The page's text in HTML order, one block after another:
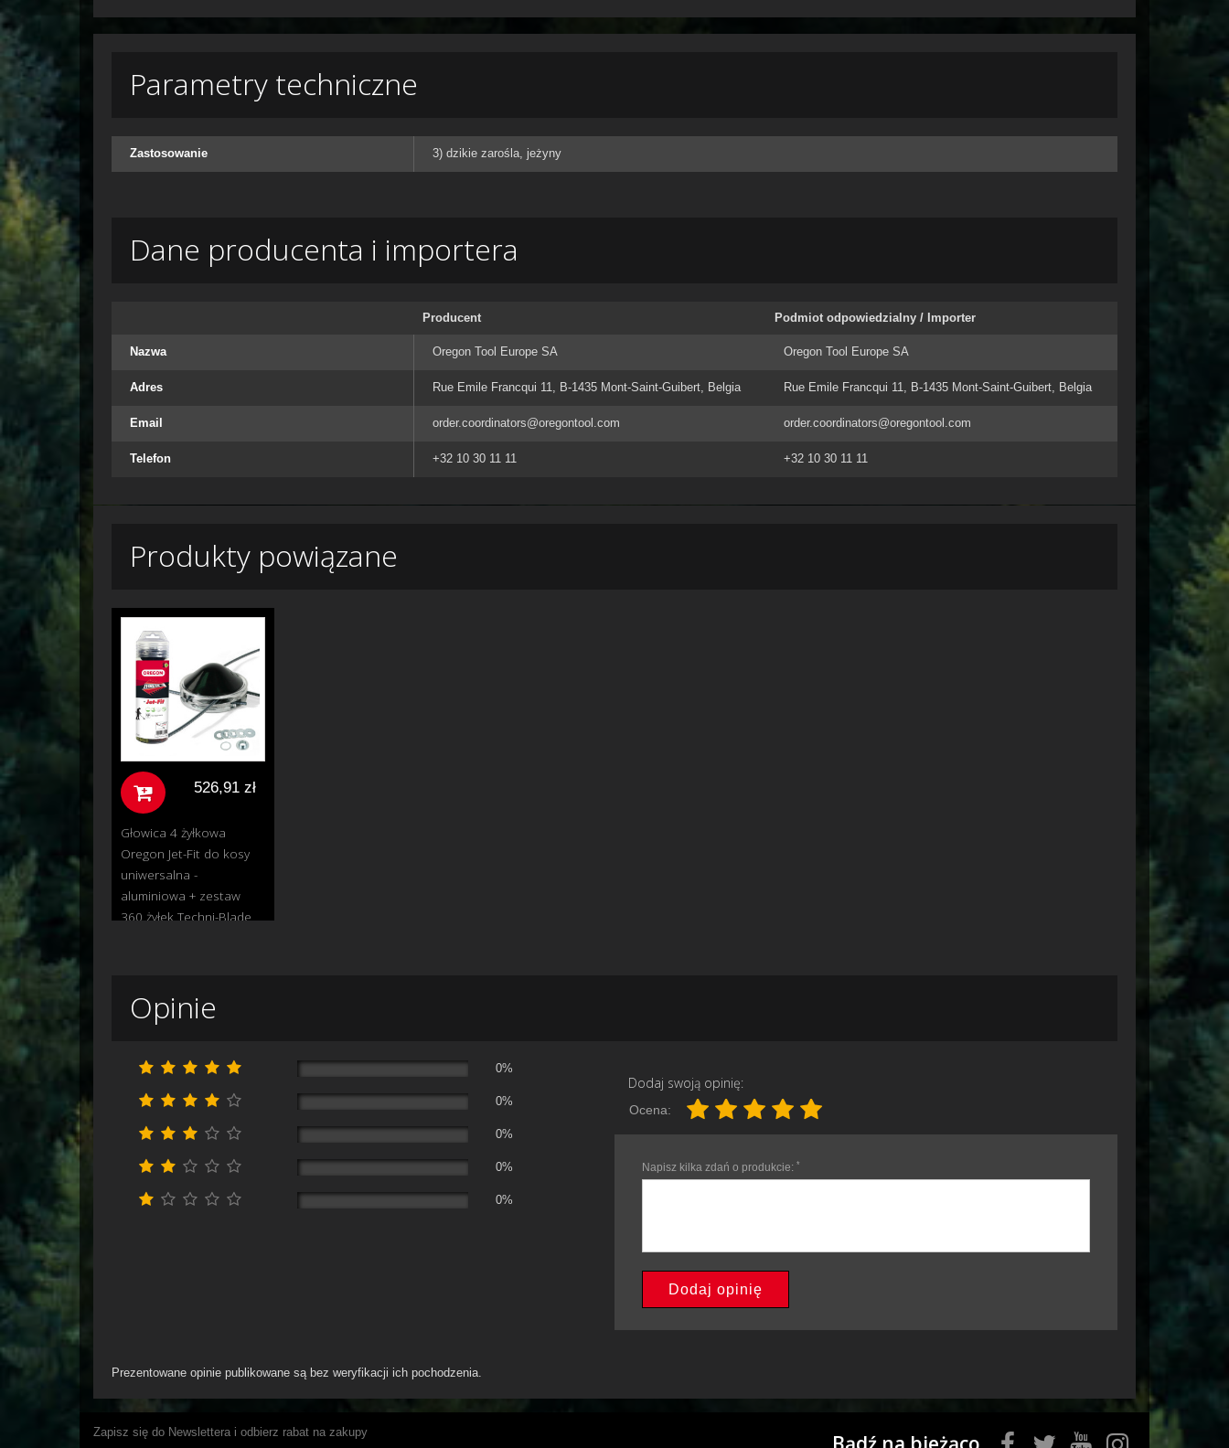
Parametry techniczne
Zastosowanie 3) dzikie zarośla, jeżyny
Dane producenta i importera
Producent Podmiot odpowiedzialny / Importer
Nazwa Oregon Tool Europe SA Oregon Tool Europe SA
Adres Rue Emile Francqui 11, B-1435 Mont-Saint-Guibert, Belgia Rue Emile Francqui 11, B-1435 Mont-Saint-Guibert, Belgia
Email order.coordinators@oregontool.com order.coordinators@oregontool.com
Telefon +32 10 30 11 11 +32 10 30 11 11
Produkty powiązane
526,91 zł
Głowica 4 żyłkowa
Oregon Jet-Fit do kosy
uniwersalna -
aluminiowa + zestaw
360 żyłek Techni-Blade
Opinie
0%
0%
0%
0%
0%
Dodaj swoją opinię:
Ocena:
Napisz kilka zdań o produkcie: *
Dodaj opinię
Prezentowane opinie publikowane są bez weryfikacji ich pochodzenia.
Zapisz się do Newslettera i odbierz rabat na zakupy